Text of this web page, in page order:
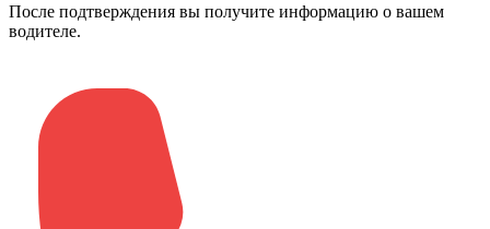
После подтверждения вы получите информацию о вашем
водителе.